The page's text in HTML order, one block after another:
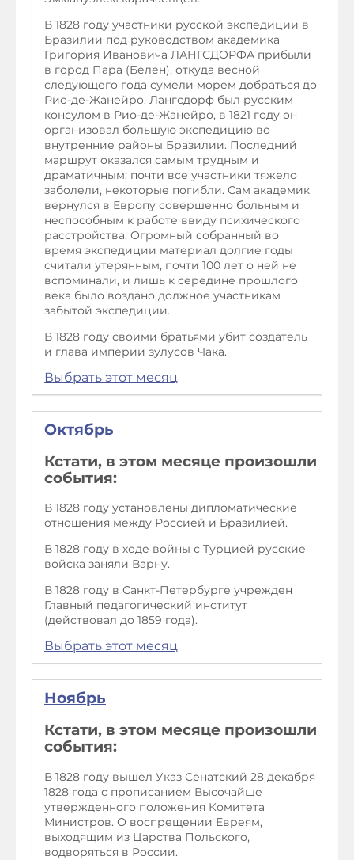
В 1828 году участники русской экспедиции в
Бразилии под руководством академика
Григория Ивановича ЛАНГСДОРФА прибыли
в город Пара (Белен), откуда весной
следующего года сумели морем добраться до
Рио-де-Жанейро. Лангсдорф был русским
консулом в Рио-де-Жанейро, в 1821 году он
организовал большую экспедицию во
внутренние районы Бразилии. Последний
маршрут оказался самым трудным и
драматичным: почти все участники тяжело
заболели, некоторые погибли. Сам академик
вернулся в Европу совершенно больным и
неспособным к работе ввиду психического
расстройства. Огромный собранный во
время экспедиции материал долгие годы
считали утерянным, почти 100 лет о ней не
вспоминали, и лишь к середине прошлого
века было воздано должное участникам
забытой экспедиции.
В 1828 году своими братьями убит создатель
и глава империи зулусов Чака.
Выбрать этот месяц
Октябрь
Кстати, в этом месяце произошли
события:
В 1828 году установлены дипломатические
отношения между Россией и Бразилией.
В 1828 году в ходе войны с Турцией русские
войска заняли Варну.
В 1828 году в Санкт-Петербурге учрежден
Главный педагогический институт
(действовал до 1859 года).
Выбрать этот месяц
Ноябрь
Кстати, в этом месяце произошли
события:
В 1828 году вышел Указ Сенатский 28 декабря
1828 года с прописанием Высочайше
утвержденного положения Комитета
Министров. О воспрещении Евреям,
выходящим из Царства Польского,
водворяться в России.